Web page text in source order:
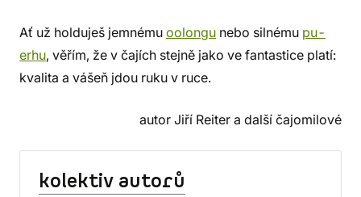
Ať už holduješ jemnému oolongu nebo silnému pu-
erhu, věřím, že v čajích stejně jako ve fantastice platí:
kvalita a vášeň jdou ruku v ruce.
autor Jiří Reiter a další čajomilové
kolektiv autorů